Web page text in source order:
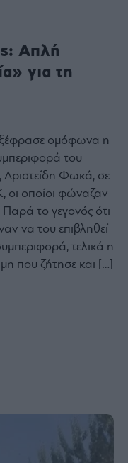
Απλή
για τη
ομόφωνα η
του
Φωκά, σε
οποίοι φώναζαν
το γεγονός ότι
να του επιβληθεί
τελικά η
που ζήτησε και […]